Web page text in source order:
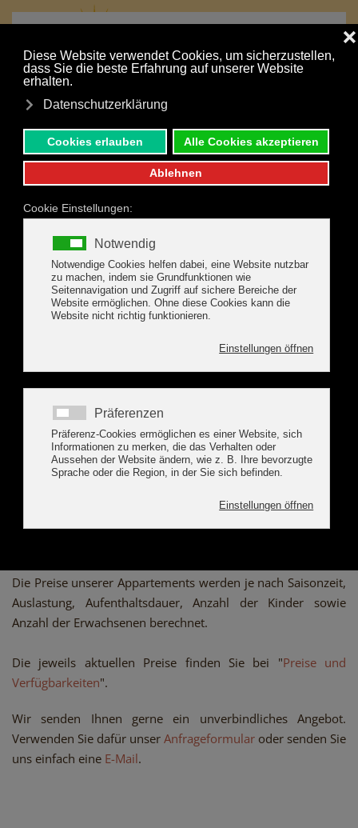
MENÜ
Ihr Urlaub ist nur einen Klick entfernt:
UNVERBINDLICHE ANFRAGE
JETZT BUCHEN
PREISE APART ZILLERTAL
ALPENSONNE
Die Preise unserer Appartements werden je nach Saisonzeit,
Auslastung, Aufenthaltsdauer, Anzahl der Kinder sowie
Anzahl der Erwachsenen berechnet.
Die jeweils aktuellen Preise finden Sie bei "Preise und
Verfügbarkeiten".
Wir senden Ihnen gerne ein unverbindliches Angebot.
Verwenden Sie dafür unser Anfrageformular oder senden Sie
uns einfach eine E-Mail.